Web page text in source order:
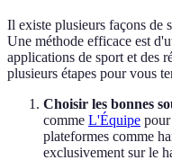
Il existe plusieurs façons de
Une méthode efficace est
applications de sport et des
plusieurs étapes pour vous
Choisir les bonnes
comme L'Équipe pour
plateformes comme
exclusivement sur le